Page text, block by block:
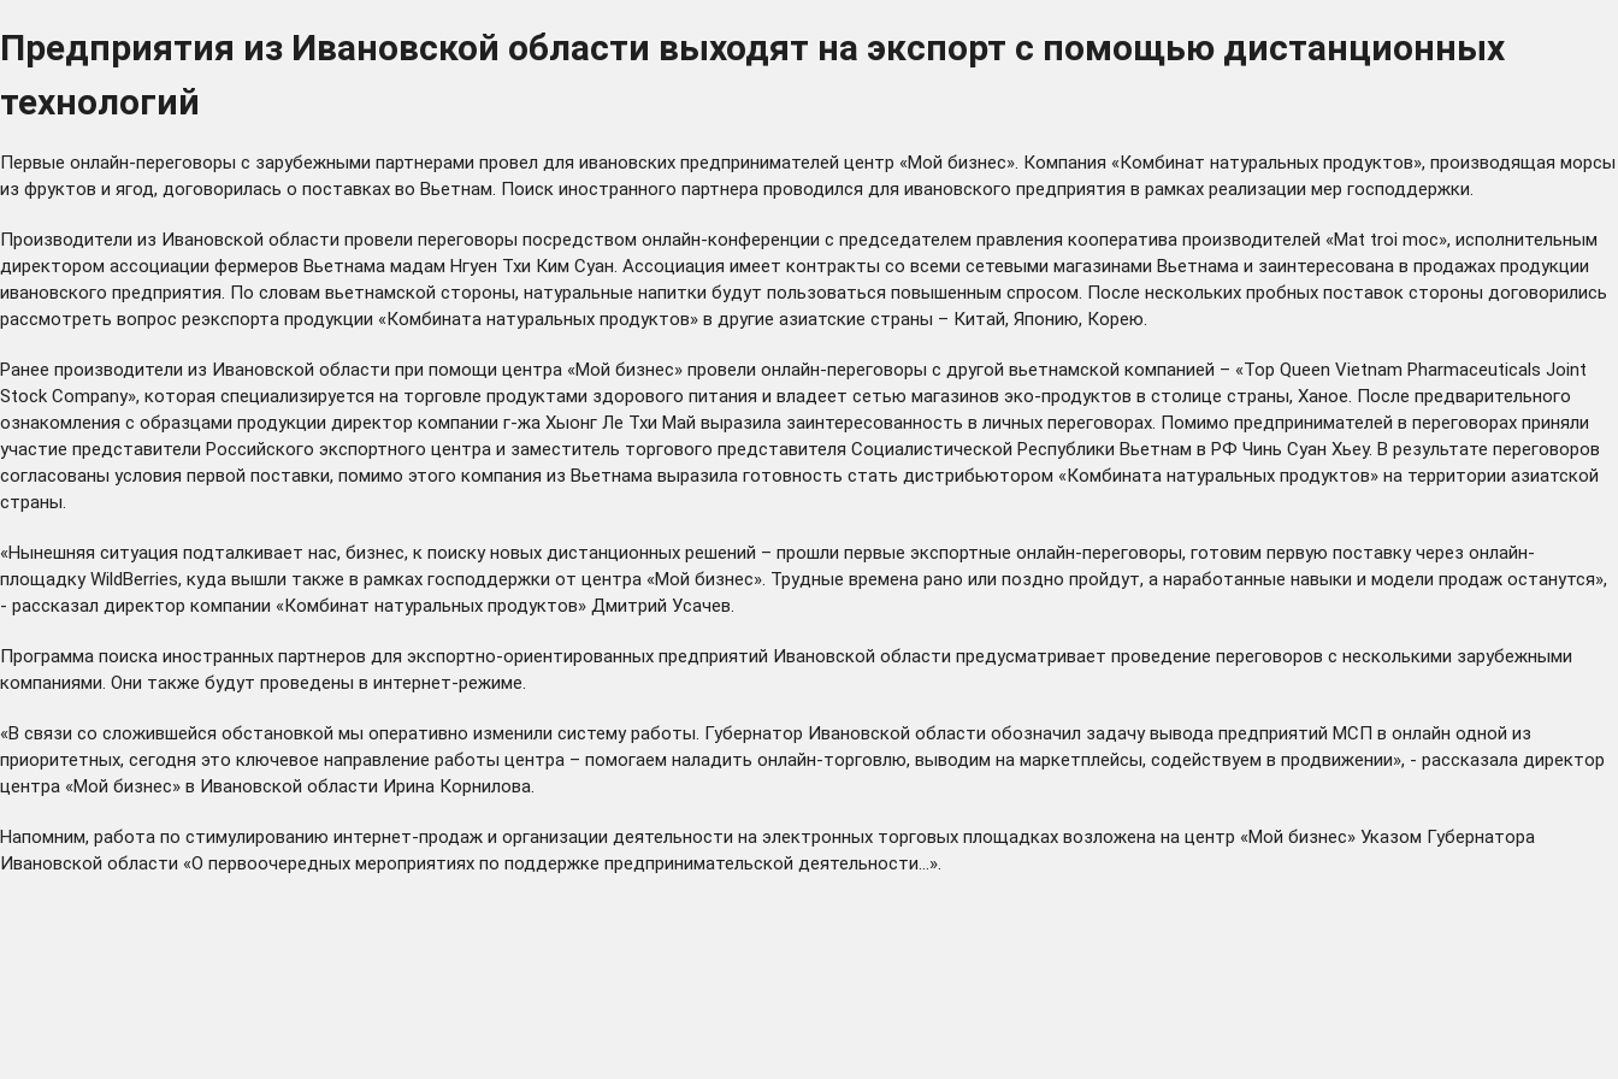
Предприятия из Ивановской области выходят на экспорт с помощью дистанционных
технологий
Первые онлайн-переговоры с зарубежными партнерами провел для ивановских предпринимателей центр «Мой бизнес». Компания «Комбинат натуральных продуктов», производящая морсы
из фруктов и ягод, договорилась о поставках во Вьетнам. Поиск иностранного партнера проводился для ивановского предприятия в рамках реализации мер господдержки.
Производители из Ивановской области провели переговоры посредством онлайн-конференции с председателем правления кооператива производителей «Mat troi moc», исполнительным
директором ассоциации фермеров Вьетнама мадам Нгуен Тхи Ким Суан. Ассоциация имеет контракты со всеми сетевыми магазинами Вьетнама и заинтересована в продажах продукции
ивановского предприятия. По словам вьетнамской стороны, натуральные напитки будут пользоваться повышенным спросом. После нескольких пробных поставок стороны договорились
рассмотреть вопрос реэкспорта продукции «Комбината натуральных продуктов» в другие азиатские страны – Китай, Японию, Корею.
Ранее производители из Ивановской области при помощи центра «Мой бизнес» провели онлайн-переговоры с другой вьетнамской компанией – «Top Queen Vietnam Pharmaceuticals Joint
Stock Company», которая специализируется на торговле продуктами здорового питания и владеет сетью магазинов эко-продуктов в столице страны, Ханое. После предварительного
ознакомления с образцами продукции директор компании г-жа Хыонг Ле Тхи Май выразила заинтересованность в личных переговорах. Помимо предпринимателей в переговорах приняли
участие представители Российского экспортного центра и заместитель торгового представителя Социалистической Республики Вьетнам в РФ Чинь Суан Хьеу. В результате переговоров
согласованы условия первой поставки, помимо этого компания из Вьетнама выразила готовность стать дистрибьютором «Комбината натуральных продуктов» на территории азиатской
страны.
«Нынешняя ситуация подталкивает нас, бизнес, к поиску новых дистанционных решений – прошли первые экспортные онлайн-переговоры, готовим первую поставку через онлайн-
площадку WildBerries, куда вышли также в рамках господдержки от центра «Мой бизнес». Трудные времена рано или поздно пройдут, а наработанные навыки и модели продаж останутся»,
- рассказал директор компании «Комбинат натуральных продуктов» Дмитрий Усачев.
Программа поиска иностранных партнеров для экспортно-ориентированных предприятий Ивановской области предусматривает проведение переговоров с несколькими зарубежными
компаниями. Они также будут проведены в интернет-режиме.
«В связи со сложившейся обстановкой мы оперативно изменили систему работы. Губернатор Ивановской области обозначил задачу вывода предприятий МСП в онлайн одной из
приоритетных, сегодня это ключевое направление работы центра – помогаем наладить онлайн-торговлю, выводим на маркетплейсы, содействуем в продвижении», - рассказала директор
центра «Мой бизнес» в Ивановской области Ирина Корнилова.
Напомним, работа по стимулированию интернет-продаж и организации деятельности на электронных торговых площадках возложена на центр «Мой бизнес» Указом Губернатора
Ивановской области «О первоочередных мероприятиях по поддержке предпринимательской деятельности…».